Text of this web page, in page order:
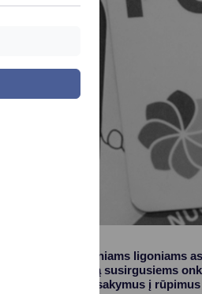
Pagalbos onkologiniams ligoniams
įvairiapusę pagalbą susirgusiems
paprasčiau rasti atsakymus į